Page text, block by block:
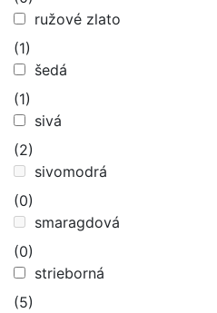
ružové zlato
(1)
šedá
(1)
sivá
(2)
sivomodrá
(0)
smaragdová
(0)
strieborná
(5)